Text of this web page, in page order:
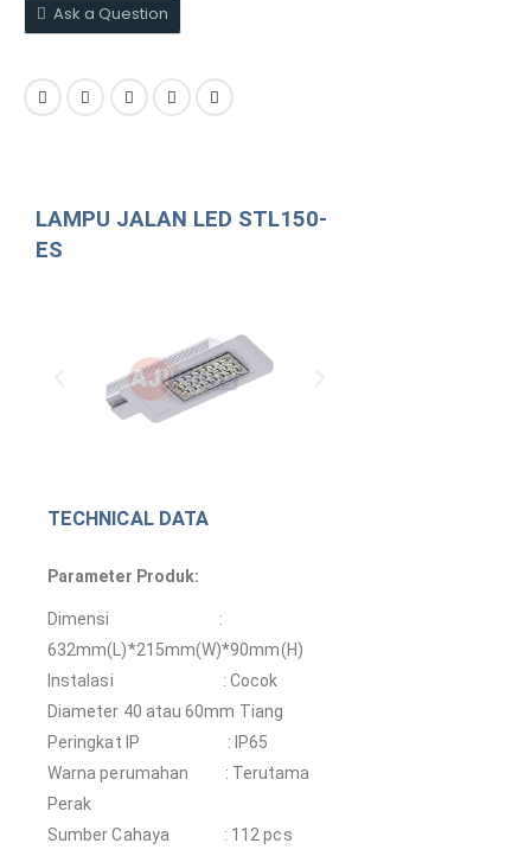
Ask a Question
LAMPU JALAN LED STL150-
ES
TECHNICAL DATA
Parameter Produk:
Dimensi :
632mm(L)*215mm(W)*90mm(H)
Instalasi : Cocok
Diameter 40 atau 60mm Tiang
Peringkat IP : IP65
Warna perumahan : Terutama
Perak
Sumber Cahaya : 112 pcs